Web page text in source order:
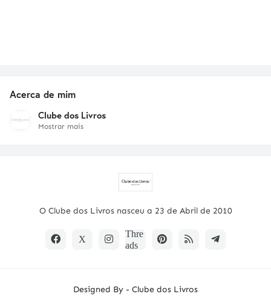
Acerca de mim
Clube dos Livros
Mostrar mais
O Clube dos Livros nasceu a 23 de Abril de 2010
Designed By - Clube dos Livros